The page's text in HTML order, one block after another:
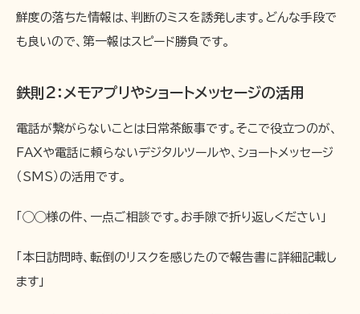
鮮度の落ちた情報は、判断のミスを誘発します。どんな手段で
も良いので、第一報はスピード勝負です。
鉄則2：メモアプリやショートメッセージの活用
電話が繋がらないことは日常茶飯事です。そこで役立つのが、
FAXや電話に頼らないデジタルツールや、ショートメッセージ
（SMS）の活用です。
「◯◯様の件、一点ご相談です。お手隙で折り返しください」
「本日訪問時、転倒のリスクを感じたので報告書に詳細記載し
ます」